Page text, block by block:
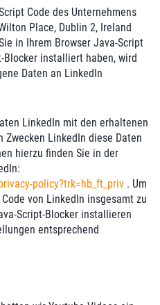
Code des Unternehmens
Place, Dublin 2, Ireland
in Ihrem Browser Java-Script
installiert haben, wird
Daten an LinkedIn
LinkedIn mit den erhaltenen
Zwecken LinkedIn diese Daten
hierzu finden Sie in der
policy?trk=hb_ft_priv . Um
von LinkedIn insgesamt zu
Script-Blocker installieren
entsprechend